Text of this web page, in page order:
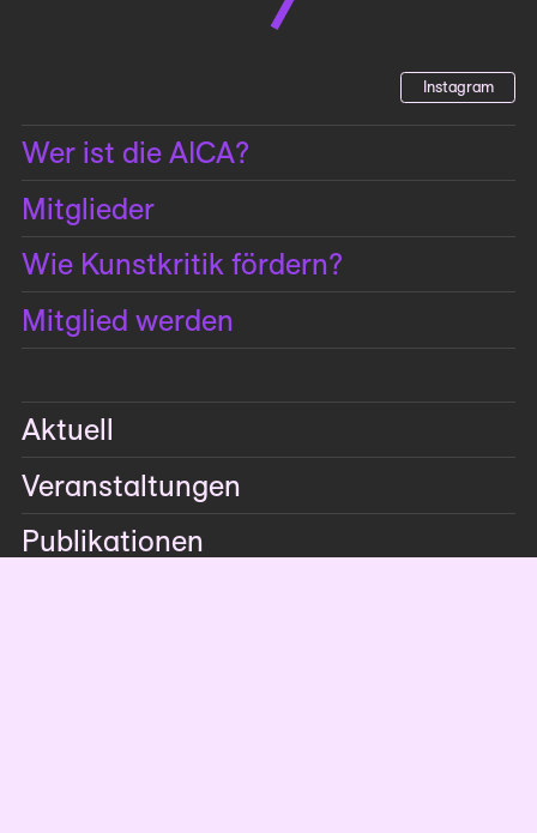
Instagram
Wer ist die AICA?
Mitglieder
Wie Kunstkritik fördern?
Mitglied werden
Aktuell
Veranstaltungen
Publikationen